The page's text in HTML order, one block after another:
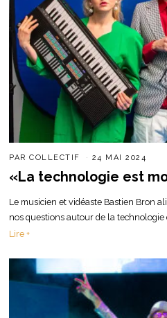
PARCOLLECTIF 24 MAI 2024
«La technologie est
Le musicien et vidéaste Bastien Bron
nos questions autour de la technologie
Lire +